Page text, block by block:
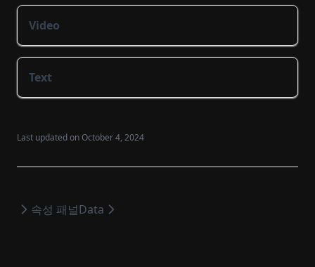
Video
Text
Last updated onOctober 4, 2024
속성 패널Data